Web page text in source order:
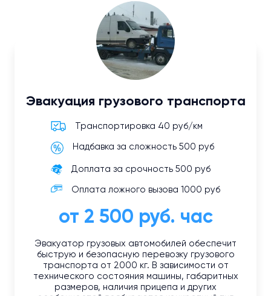
Эвакуация грузового транспорта
Транспортировка 40 руб/км
Надбавка за сложность 500 руб
Доплата за срочность 500 руб
Оплата ложного вызова 1000 руб
от 2 500 руб. час
Эвакуатор грузовых автомобилей обеспечит
быструю и безопасную перевозку грузового
транспорта от 2000 кг. В зависимости от
технического состояния машины, габаритных
размеров, наличия прицепа и других